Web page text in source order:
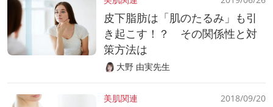
皮下脂肪は「肌のたるみ」も引
き起こす！？ その関係性と対
策方法は
大野 由実先生
美肌関連 2018/09/20